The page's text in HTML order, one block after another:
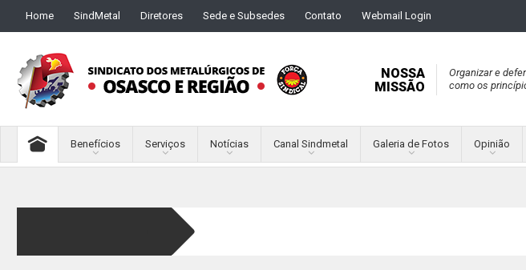
Home SindMetal Diretores Sede e Subsedes Contato Webmail Login
NOSSA
MISSÃO
Organizar e
como os
Benefícios Serviços Notícias Canal Sindmetal Galeria de Fotos Opinião